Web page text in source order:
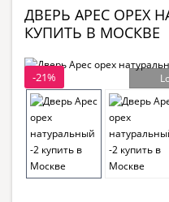
ДВЕРЬ АРЕС ОРЕХ
КУПИТЬ В МОСКВЕ
-21%